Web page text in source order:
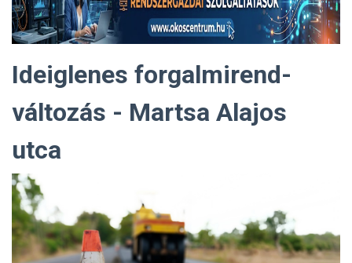
Ideiglenes forgalmirend-
változás - Martsa Alajos
utca